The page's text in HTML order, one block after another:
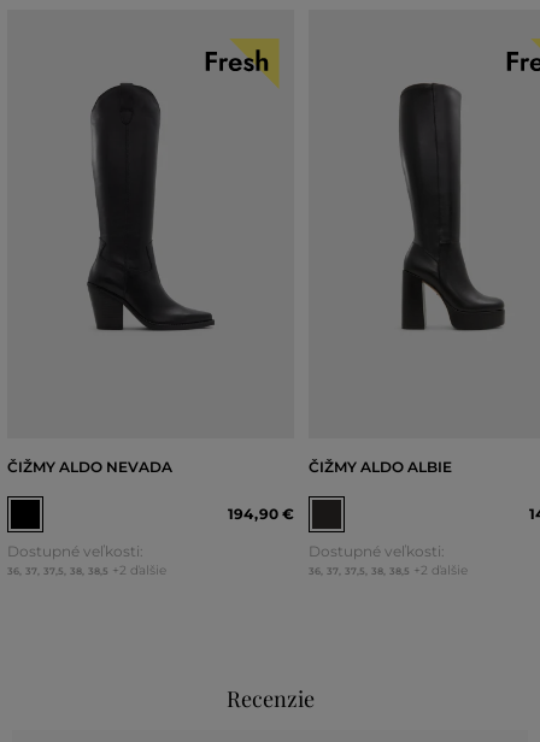
ČIŽMY ALDO NEVADA
194,90 €
Dostupné veľkosti:
36 37 37,5 38 38,5 +2 ďalšie
ČIŽMY ALDO ALBIE
Dostupné veľkosti:
36 37 37,5 38 38,5 +2 ďalšie
Recenzie